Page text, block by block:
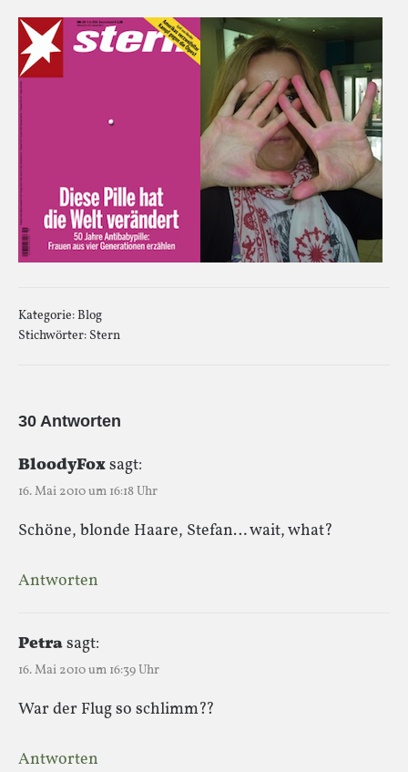
Kategorie:Blog
Stichwörter: Stern
30 Antworten
BloodyFoxsagt:
16. Mai 2010 um 16:18 Uhr
Schöne, blonde Haare, Stefan… wait, what?
Antworten
Petrasagt:
16. Mai 2010 um 16:39 Uhr
War der Flug so schlimm??
Antworten